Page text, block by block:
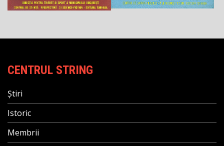
CENTRUL STRING
Știri
Istoric
Membrii